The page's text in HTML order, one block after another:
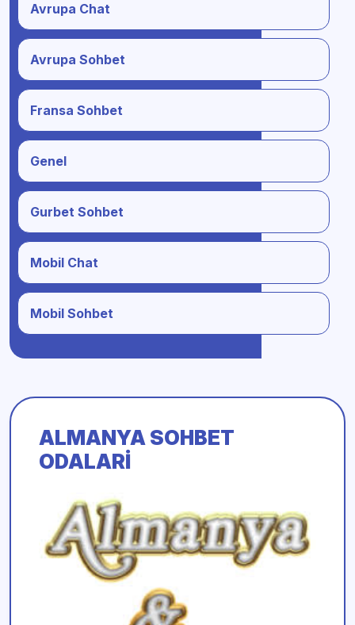
Avrupa Chat
Avrupa Sohbet
Fransa Sohbet
Genel
Gurbet Sohbet
Mobil Chat
Mobil Sohbet
ALMANYA SOHBET
ODALARI